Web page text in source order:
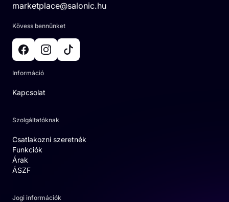
marketplace@salonic.hu
Kövess bennünket
Információ
Kapcsolat
Szolgáltatóknak
Csatlakozni szeretnék
Funkciók
Árak
ÁSZF
Jogi információk